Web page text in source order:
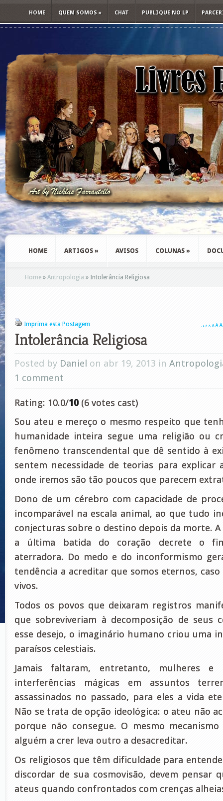
HOME QUEM SOMOS » CHAT PUBLIQUE NO LP
HOME ARTIGOS » AVISOS COLUNAS »
Home » Antropologia » Intolerância Religiosa
Imprima esta Postagem A A A A A A A
Intolerância Religiosa
Posted by Daniel on abr 19, 2013 in
1 comment
Rating: 10.0/10 (6 votes cast)
Sou ateu e mereço o mesmo respeito que
humanidade inteira segue uma religião ou
fenômeno transcendental que dê sentido à
sentem necessidade de teorias para explicar
onde iremos são tão poucos que parecem
Dono de um cérebro com capacidade de
incomparável na escala animal, ao que tudo
conjecturas sobre o destino depois da morte.
a última batida do coração decrete o
aterradora. Do medo e do inconformismo
tendência a acreditar que somos eternos,
vivos.
Todos os povos que deixaram registros
que sobreviveriam à decomposição de seus
esse desejo, o imaginário humano criou uma
paraísos celestiais.
Jamais faltaram, entretanto, mulheres e
interferências mágicas em assuntos
assassinados no passado, para eles a vida
Não se trata de opção ideológica: o ateu não
porque não consegue. O mesmo
alguém a crer leva outro a desacreditar.
Os religiosos que têm dificuldade para
discordar de sua cosmovisão, devem pensar
ateus quando confrontados com crenças